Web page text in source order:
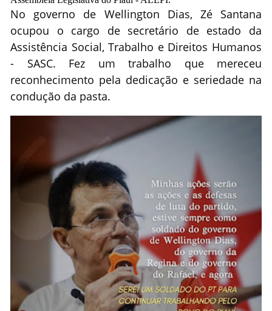
No governo de Wellington Dias, Zé Santana
ocupou o cargo de secretário de estado da
Assistência Social, Trabalho e Direitos Humanos
- SASC. Fez um trabalho que mereceu
reconhecimento pela dedicação e seriedade na
condução da pasta.